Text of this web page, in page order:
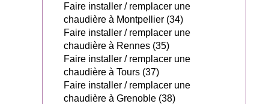
Faire installer / remplacer une
chaudière à Montpellier (34)
Faire installer / remplacer une
chaudière à Rennes (35)
Faire installer / remplacer une
chaudière à Tours (37)
Faire installer / remplacer une
chaudière à Grenoble (38)